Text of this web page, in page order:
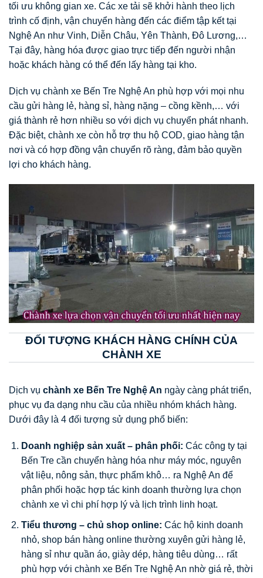
tối ưu không gian xe. Các xe tải sẽ khởi hành theo lịch
trình cố định, vận chuyển hàng đến các điểm tập kết tại
Nghệ An như Vinh, Diễn Châu, Yên Thành, Đô Lương,…
Tại đây, hàng hóa được giao trực tiếp đến người nhận
hoặc khách hàng có thể đến lấy hàng tại kho.
Dịch vụ chành xe Bến Tre Nghệ An phù hợp với mọi nhu
cầu gửi hàng lẻ, hàng sỉ, hàng nặng – cồng kềnh,… với
giá thành rẻ hơn nhiều so với dịch vụ chuyển phát nhanh.
Đặc biệt, chành xe còn hỗ trợ thu hộ COD, giao hàng tận
nơi và có hợp đồng vận chuyển rõ ràng, đảm bảo quyền
lợi cho khách hàng.
ĐỐI TƯỢNG KHÁCH HÀNG CHÍNH CỦA
CHÀNH XE
Dịch vụ chành xe Bến Tre Nghệ An ngày càng phát triển,
phục vụ đa dạng nhu cầu của nhiều nhóm khách hàng.
Dưới đây là 4 đối tượng sử dụng phổ biến:
Doanh nghiệp sản xuất – phân phối: Các công ty tại
Bến Tre cần chuyển hàng hóa như máy móc, nguyên
vật liệu, nông sản, thực phẩm khô… ra Nghệ An để
phân phối hoặc hợp tác kinh doanh thường lựa chọn
chành xe vì chi phí hợp lý và lịch trình linh hoạt.
Tiểu thương – chủ shop online: Các hộ kinh doanh
nhỏ, shop bán hàng online thường xuyên gửi hàng lẻ,
hàng sỉ như quần áo, giày dép, hàng tiêu dùng… rất
phù hợp với chành xe Bến Tre Nghệ An nhờ giá rẻ, thời